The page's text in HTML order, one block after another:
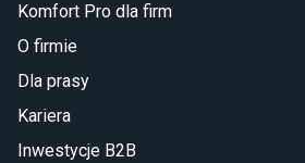
Komfort Pro dla firm
O firmie
Dla prasy
Kariera
Inwestycje B2B